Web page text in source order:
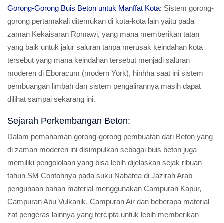
Gorong-Gorong Buis Beton untuk Manffat Kota: Sistem gorong-
gorong pertamakali ditemukan di kota-kota lain yaitu pada
zaman Kekaisaran Romawi, yang mana memberikan tatan
yang baik untuk jalur saluran tanpa merusak keindahan kota
tersebut yang mana keindahan tersebut menjadi saluran
moderen di Eboracum (modern York), hinhha saat ini sistem
pembuangan limbah dan sistem pengalirannya masih dapat
dilihat sampai sekarang ini.
Sejarah Perkembangan Beton:
Dalam pemahaman gorong-gorong pembuatan dari Beton yang
di zaman moderen ini disimpulkan sebagai buis beton juga
memiliki pengololaan yang bisa lebih dijelaskan sejak ribuan
tahun SM Contohnya pada suku Nabatea di Jazirah Arab
pengunaan bahan material menggunakan Campuran Kapur,
Campuran Abu Vulkanik, Campuran Air dan beberapa material
zat pengeras lainnya yang tercipta untuk lebih memberikan